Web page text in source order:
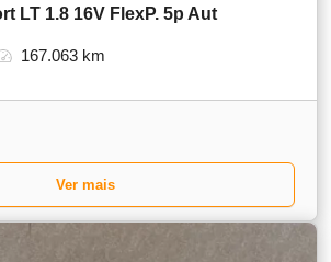
LT 1.8 16V FlexP. 5p Aut
167.063 km
Ver mais